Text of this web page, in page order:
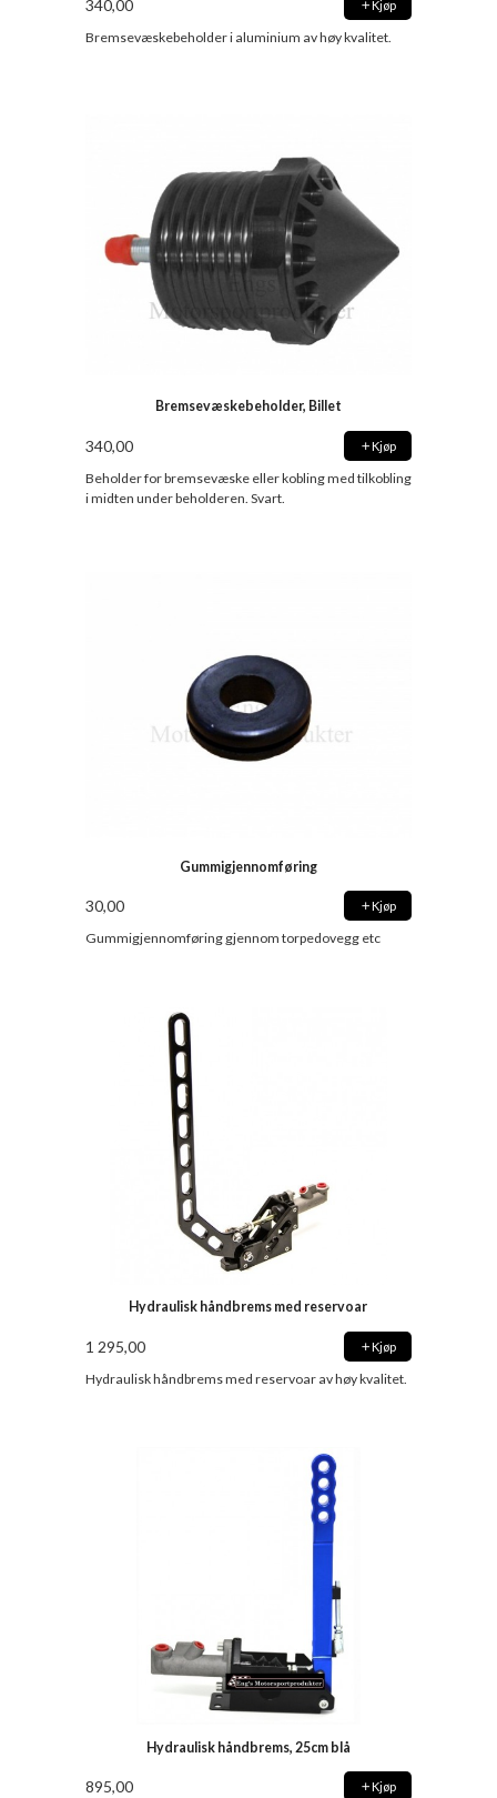
340,00 Kjøp
Bremsevæskebeholder i aluminium av høy kvalitet.
Bremsevæskebeholder, Billet
340,00 Kjøp
Beholder for bremsevæske eller kobling med tilkobling
i midten under beholderen. Svart.
Gummigjennomføring
30,00 Kjøp
Gummigjennomføring gjennom torpedovegg etc
Hydraulisk håndbrems med reservoar
1 295,00 Kjøp
Hydraulisk håndbrems med reservoar av høy kvalitet.
Hydraulisk håndbrems, 25cm blå
895,00 Kjøp